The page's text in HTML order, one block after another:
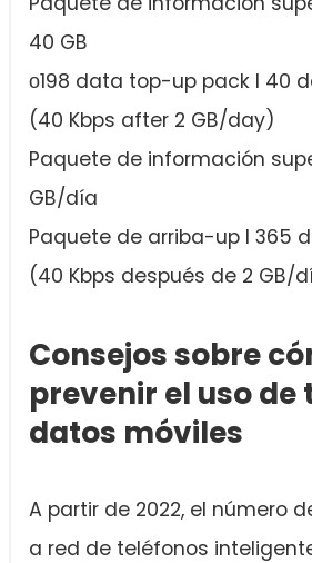
40 GB
ο198 data top-up pack I 40
(40 Kbps after 2 GB/day)
Paquete de información
GB/día
Paquete de arriba-up I 365
(40 Kbps después de 2 GB/
Consejos sobre
prevenir el uso de
datos móviles
A partir de 2022, el número
a red de teléfonos